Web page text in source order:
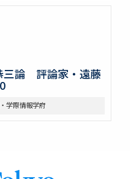
論 評論家・遠藤
学際情報学府